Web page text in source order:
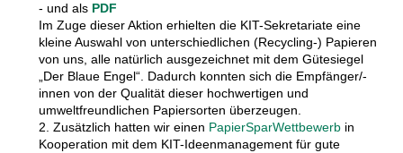
- und als PDF
Im Zuge dieser Aktion erhielten die KIT-Sekretariate eine
kleine Auswahl von unterschiedlichen (Recycling-) Papieren
von uns, alle natürlich ausgezeichnet mit dem Gütesiegel
„Der Blaue Engel“. Dadurch konnten sich die Empfänger/-
innen von der Qualität dieser hochwertigen und
umweltfreundlichen Papiersorten überzeugen.
2. Zusätzlich hatten wir einen PapierSparWettbewerb in
Kooperation mit dem KIT-Ideenmanagement für gute